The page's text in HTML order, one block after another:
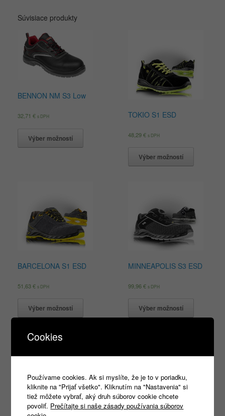
Súvisiace produkty
BENNON NM S3 Low
32,71 € s DPH
Výber možností
TOKIO S1 ESD
48,29€ s DPH
Výber možností
BARCELONA S1 ESD
51,63€ s DPH
Výber možností
MINNEAPOLIS S3 ESD
99,96€ s DPH
Výber možností
Cookies
Používame cookies. Ak si myslíte, že je to v poriadku,
kliknite na "Prijať všetko". Kliknutím na "Nastavenia" si
tiež môžete vybrať, aký druh súborov cookie chcete
povoliť. Prečítajte si naše zásady používania súborov